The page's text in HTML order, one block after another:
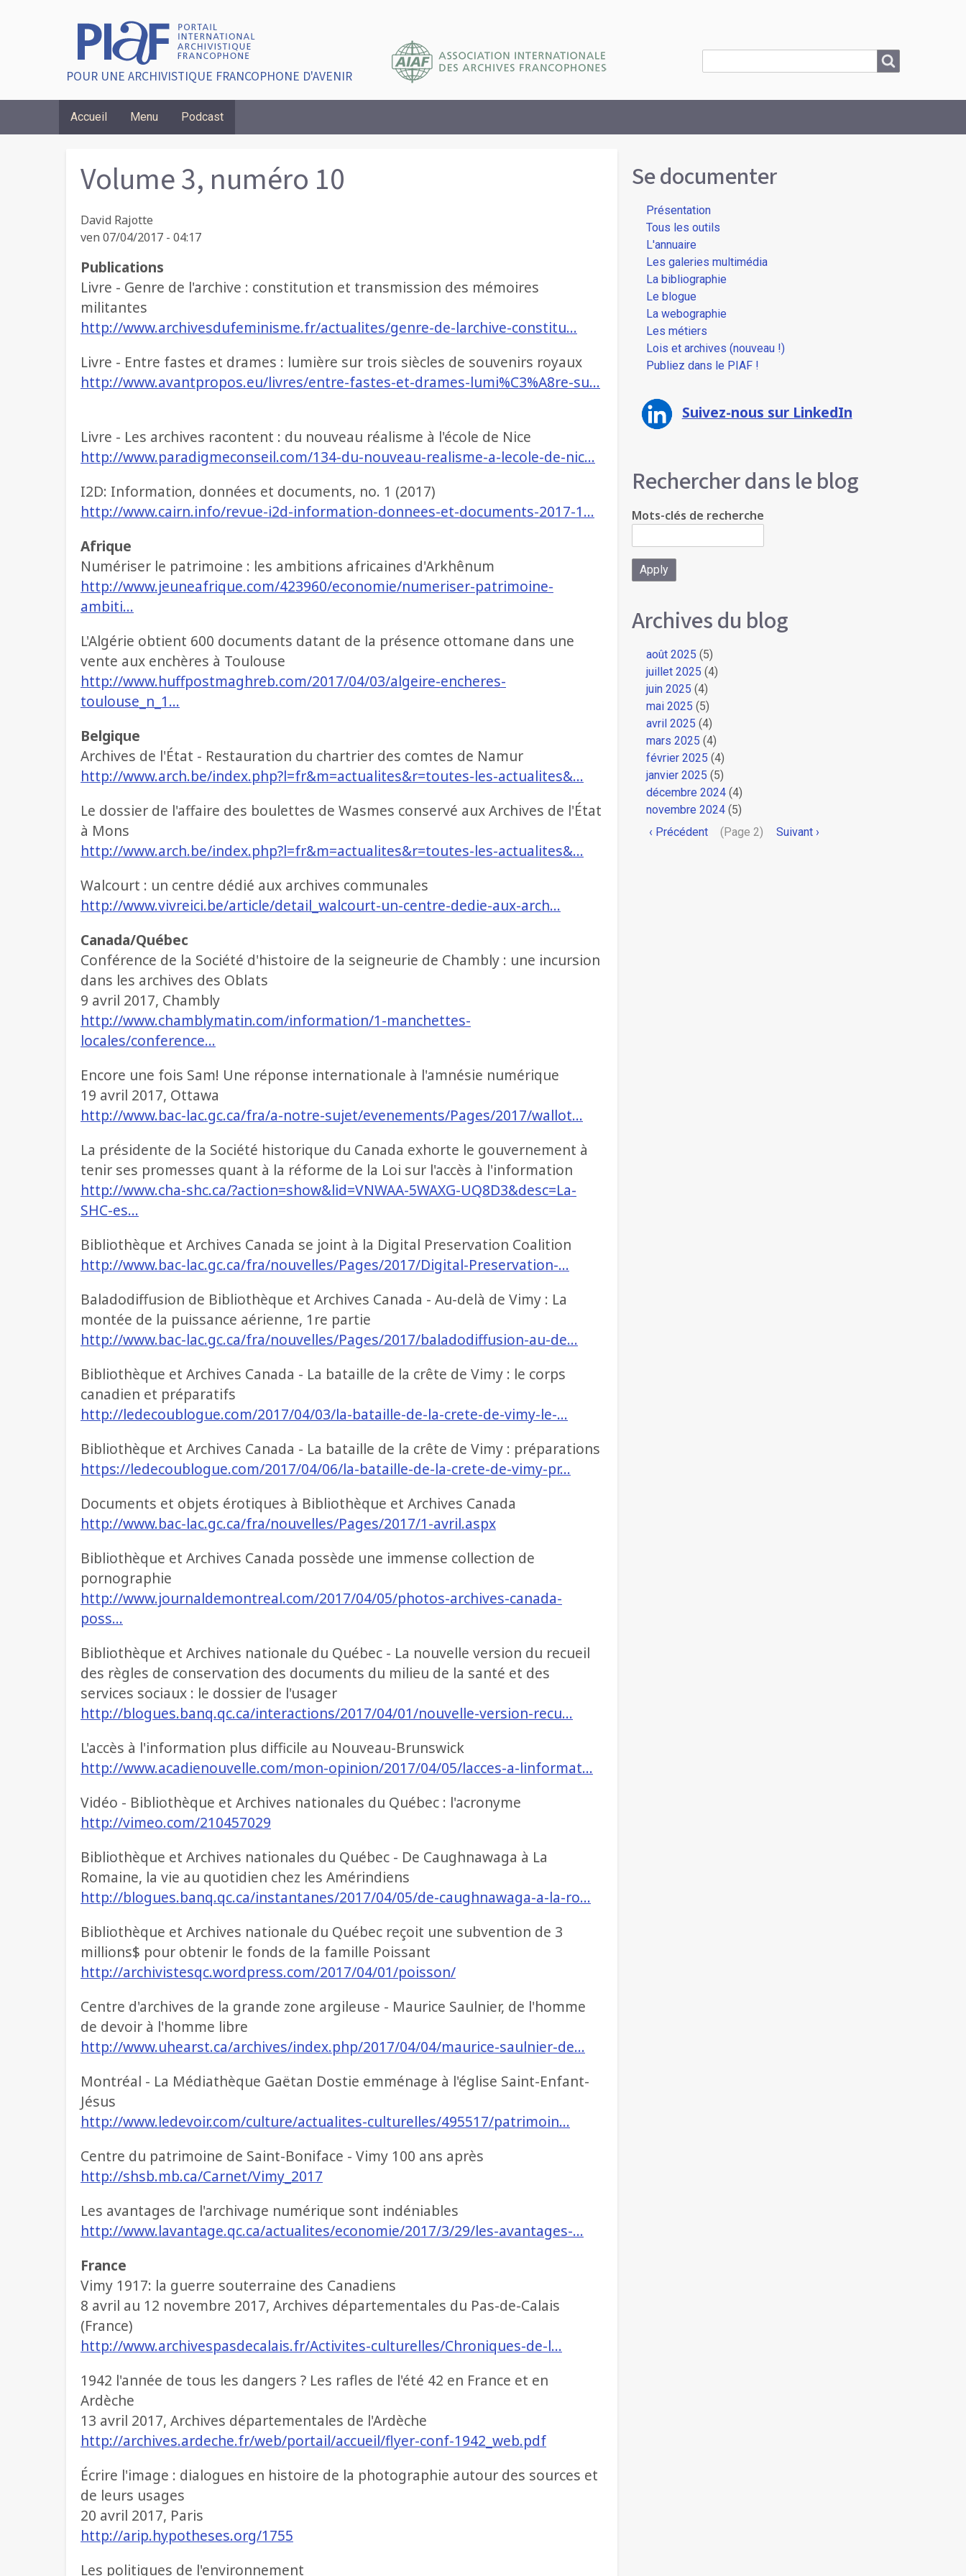
POUR UNE ARCHIVISTIQUE FRANCOPHONE D'AVENIR Search
Accueil Menu Podcast
Volume 3, numéro 10
David Rajotte
ven 07/04/2017 - 04:17
Publications
Livre - Genre de l'archive : constitution et transmission des mémoires
militantes
http://www.archivesdufeminisme.fr/actualites/genre-de-larchive-constitu…
Livre - Entre fastes et drames : lumière sur trois siècles de souvenirs royaux
http://www.avantpropos.eu/livres/entre-fastes-et-drames-lumi%C3%A8re-su…
Livre - Les archives racontent : du nouveau réalisme à l'école de Nice
http://www.paradigmeconseil.com/134-du-nouveau-realisme-a-lecole-de-nic…
I2D: Information, données et documents, no. 1 (2017)
http://www.cairn.info/revue-i2d-information-donnees-et-documents-2017-1…
Afrique
Numériser le patrimoine : les ambitions africaines d'Arkhênum
http://www.jeuneafrique.com/423960/economie/numeriser-patrimoine-
ambiti…
L'Algérie obtient 600 documents datant de la présence ottomane dans une
vente aux enchères à Toulouse
http://www.huffpostmaghreb.com/2017/04/03/algeire-encheres-
toulouse_n_1…
Belgique
Archives de l'État - Restauration du chartrier des comtes de Namur
http://www.arch.be/index.php?l=fr&m=actualites&r=toutes-les-actualites&…
Le dossier de l'affaire des boulettes de Wasmes conservé aux Archives de l'État
à Mons
http://www.arch.be/index.php?l=fr&m=actualites&r=toutes-les-actualites&…
Walcourt : un centre dédié aux archives communales
http://www.vivreici.be/article/detail_walcourt-un-centre-dedie-aux-arch…
Canada/Québec
Conférence de la Société d'histoire de la seigneurie de Chambly : une incursion
dans les archives des Oblats
9 avril 2017, Chambly
http://www.chamblymatin.com/information/1-manchettes-
locales/conference…
Encore une fois Sam! Une réponse internationale à l'amnésie numérique
19 avril 2017, Ottawa
http://www.bac-lac.gc.ca/fra/a-notre-sujet/evenements/Pages/2017/wallot…
La présidente de la Société historique du Canada exhorte le gouvernement à
tenir ses promesses quant à la réforme de la Loi sur l'accès à l'information
http://www.cha-shc.ca/?action=show&lid=VNWAA-5WAXG-UQ8D3&desc=La-
SHC-es…
Bibliothèque et Archives Canada se joint à la Digital Preservation Coalition
http://www.bac-lac.gc.ca/fra/nouvelles/Pages/2017/Digital-Preservation-…
Baladodiffusion de Bibliothèque et Archives Canada - Au-delà de Vimy : La
montée de la puissance aérienne, 1re partie
http://www.bac-lac.gc.ca/fra/nouvelles/Pages/2017/baladodiffusion-au-de…
Bibliothèque et Archives Canada - La bataille de la crête de Vimy : le corps
canadien et préparatifs
http://ledecoublogue.com/2017/04/03/la-bataille-de-la-crete-de-vimy-le-…
Bibliothèque et Archives Canada - La bataille de la crête de Vimy : préparations
https://ledecoublogue.com/2017/04/06/la-bataille-de-la-crete-de-vimy-pr…
Documents et objets érotiques à Bibliothèque et Archives Canada
http://www.bac-lac.gc.ca/fra/nouvelles/Pages/2017/1-avril.aspx
Bibliothèque et Archives Canada possède une immense collection de
pornographie
http://www.journaldemontreal.com/2017/04/05/photos-archives-canada-
poss…
Bibliothèque et Archives nationale du Québec - La nouvelle version du recueil
des règles de conservation des documents du milieu de la santé et des
services sociaux : le dossier de l'usager
http://blogues.banq.qc.ca/interactions/2017/04/01/nouvelle-version-recu…
L'accès à l'information plus difficile au Nouveau-Brunswick
http://www.acadienouvelle.com/mon-opinion/2017/04/05/lacces-a-linformat…
Vidéo - Bibliothèque et Archives nationales du Québec : l'acronyme
http://vimeo.com/210457029
Bibliothèque et Archives nationales du Québec - De Caughnawaga à La
Romaine, la vie au quotidien chez les Amérindiens
http://blogues.banq.qc.ca/instantanes/2017/04/05/de-caughnawaga-a-la-ro…
Bibliothèque et Archives nationale du Québec reçoit une subvention de 3
millions$ pour obtenir le fonds de la famille Poissant
http://archivistesqc.wordpress.com/2017/04/01/poisson/
Centre d'archives de la grande zone argileuse - Maurice Saulnier, de l'homme
de devoir à l'homme libre
http://www.uhearst.ca/archives/index.php/2017/04/04/maurice-saulnier-de…
Montréal - La Médiathèque Gaëtan Dostie emménage à l'église Saint-Enfant-
Jésus
http://www.ledevoir.com/culture/actualites-culturelles/495517/patrimoin…
Centre du patrimoine de Saint-Boniface - Vimy 100 ans après
http://shsb.mb.ca/Carnet/Vimy_2017
Les avantages de l'archivage numérique sont indéniables
http://www.lavantage.qc.ca/actualites/economie/2017/3/29/les-avantages-…
France
Vimy 1917: la guerre souterraine des Canadiens
8 avril au 12 novembre 2017, Archives départementales du Pas-de-Calais
(France)
http://www.archivespasdecalais.fr/Activites-culturelles/Chroniques-de-l…
1942 l'année de tous les dangers ? Les rafles de l'été 42 en France et en
Ardèche
13 avril 2017, Archives départementales de l'Ardèche
http://archives.ardeche.fr/web/portail/accueil/flyer-conf-1942_web.pdf
Écrire l'image : dialogues en histoire de la photographie autour des sources et
de leurs usages
20 avril 2017, Paris
http://arip.hypotheses.org/1755
Les politiques de l'environnement
Se documenter
Présentation
Tous les outils
L'annuaire
Les galeries multimédia
La bibliographie
Le blogue
La webographie
Les métiers
Lois et archives (nouveau !)
Publiez dans le PIAF !
Suivez-nous sur LinkedIn
Rechercher dans le blog
Mots-clés de recherche
Archives du blog
août 2025 (5)
juillet 2025 (4)
juin 2025 (4)
mai 2025 (5)
avril 2025 (4)
mars 2025 (4)
février 2025 (4)
janvier 2025 (5)
décembre 2024(4)
novembre 2024(5)
Pagination
Page
‹ Précédent (Page 2)
Page
Suivant ›